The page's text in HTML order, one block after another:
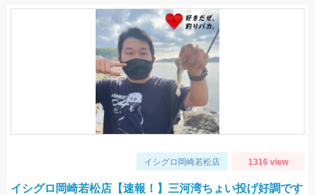
イシグロ岡崎若松店 1316 view
イシグロ岡崎若松店【速報！】三河湾ちょい投げ好調です